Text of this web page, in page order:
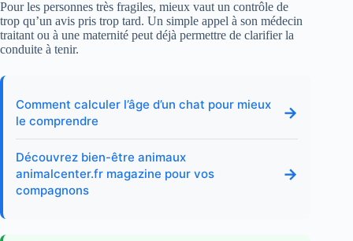
Pour les personnes très fragiles, mieux vaut un contrôle de
trop qu’un avis pris trop tard. Un simple appel à son médecin
traitant ou à une maternité peut déjà permettre de clarifier la
conduite à tenir.
Comment calculer l’âge d’un chat pour mieux
le comprendre
→
Découvrez bien-être animaux
animalcenter.fr magazine pour vos
compagnons
→